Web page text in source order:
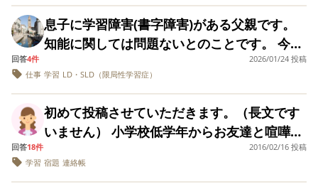
して様子をみるべき
なのか、何度も専門
医に診てもらう手立
てを踏んだり、学校
談したりしてきまし
す。 やっぱり大丈夫
かな？個性の範囲な
のか？と思ってしま
る中学に転校した
がいいのか？知っ
る子が一人もいな
学校に転校しなき
いけない事、今ま
なるんじゃ無いか
とか色々と悩んで
るところでした。 そ
して先週、児童相
動いてしまい、後悔しないか と悩んでいま
す。 「今の園で様子を見る」という選択と、
「転園を検討する」という選択について、 同
じように悩まれた方や、実際に転園を経験さ
れた方のご意見を伺えたら嬉しいです。 よろ
しくお願いいたします。
「間違えたらどうしよう」などの不安が強
く、課題に集中して考えることができない様
子や、僅かな消しカスにすら集中力を持って
いかれるところはあります。 こちらを主な原
因として対策していく方向で良いのでしょう
カル的に苦手です。 現在取り組んでいる支援
は以下で、私からすると本人に合っていると
感じています。 ・カラーマスノートの使用 ・
漢字のお手本を一文字ずつカード化 ・宿題時
私が良いと泣き叫ぶ事あり、愛情の確認が多
い(僕のこと好き？どのくらい？等)…などで
す。 初めて知った病名と、今思えばあれは分
離不安だったのか…？などいろいろな感情や
想いで考えがまとまりません。 支離滅裂な文
章で申し訳ありません。 医師からは共倒れに
ならないようにと言われましたがすでに共倒
れ寸前のような気がし、私は薬がないと夜は
眠れず、慢性蕁麻疹になりました。急に声を
い、単なる数字の羅列や意味づけのない情報
を覚えることは苦手。興味がないことは全く
興味がない。体験したことに紐付けて話すと
よいとアドバイスをいただきました。 【情緒
に関して過度の緊張や焦り、手の震えが見ら
れること。 学校では変な人という噂でいつも
孤立していますし、女子トークについていけ
ないためグループには入れないことが小学校
から続いています。 一部の女子と男子とは話
にも通っていますが、一向に改善の兆しが見
えません 本人も今の状況が良くないことはわ
かっていると思いますが、それを行動に移せ
ていません 同じようなお子さんをお持ちの
方、なにか状況が好転したきっかけや、社会
復帰に繋がった体験談などありましたらアド
バイスいただけると嬉しいです
く私がお友達やママに謝る日々です。 これか
らもどんどんひどくなってしまってとんでも
ないことをしでかしたらと最悪の想像をした
り、この先どうなってしまうんだろうと漠然
とした不安があります。 もちろん個人差は大
きいと思いますが、心づもりのためにみなさ
んのお子さんがどうだったか聞かせてくださ
い。 走り回ってる息子を追いかけ回していた
体力勝負の1歳半より、園の先生からトラブル
息子に学習障害(書字障害)がある父親です。
知能に関しては問題ないとのことです。 今は
まだ小学生なのでよいですが、ここから学年
が上がったときに書く量が増えていくため果
また将来どのような仕事に就けるのか。 保険
に入ったり住宅ローンを組んだりがしにくい
らしいですが本当なのか。 今から心配してい
ます。 よろしければ同じようなご経験の方、
回答4件
2026/01/24 投稿
仕事 学習 LD・SLD（限局性学習症）
初めて投稿させていただきます。（長文です
いません） 小学校低学年からお友達と喧嘩に
なると（自分の気持ちを口で上手く伝えられ
ず）手を出して叩いてしまったり、友達の鉛
回答18件
2016/02/16 投稿
学習 宿題 連絡帳